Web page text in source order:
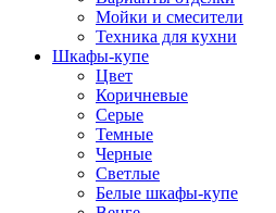
Мойки и смесители
Техника для кухни
Шкафы-купе
Цвет
Коричневые
Серые
Темные
Черные
Светлые
Белые шкафы-купе